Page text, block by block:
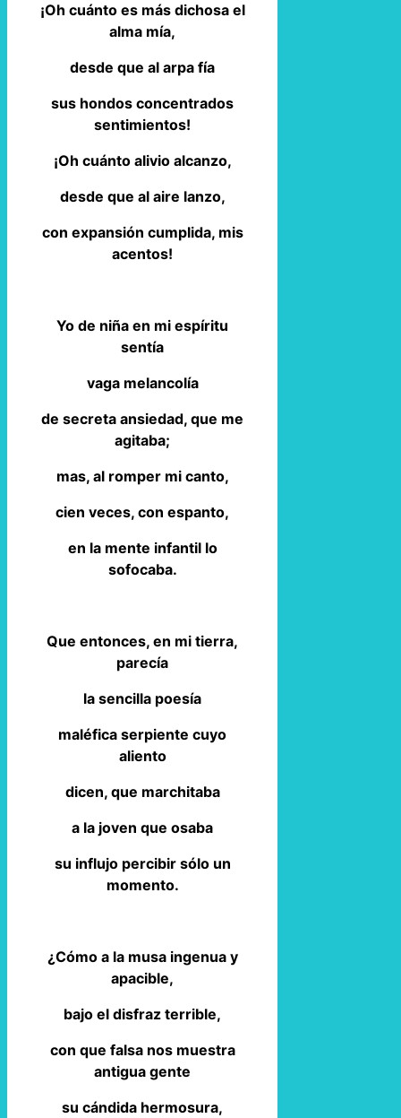
¡Oh cuánto es más dichosa el
alma mía,
desde que al arpa fía
sus hondos concentrados
sentimientos!
¡Oh cuánto alivio alcanzo,
desde que al aire lanzo,
con expansión cumplida, mis
acentos!
Yo de niña en mi espíritu
sentía
vaga melancolía
de secreta ansiedad, que me
agitaba;
mas, al romper mi canto,
cien veces, con espanto,
en la mente infantil lo
sofocaba.
Que entonces, en mi tierra,
parecía
la sencilla poesía
maléfica serpiente cuyo
aliento
dicen, que marchitaba
a la joven que osaba
su influjo percibir sólo un
momento.
¿Cómo a la musa ingenua y
apacible,
bajo el disfraz terrible,
con que falsa nos muestra
antigua gente
su cándida hermosura,